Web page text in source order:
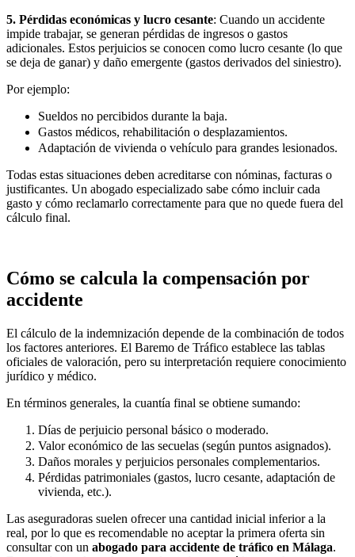
5. Pérdidas económicas y lucro cesante: Cuando un accidente
impide trabajar, se generan pérdidas de ingresos o gastos
adicionales. Estos perjuicios se conocen como lucro cesante (lo que
se deja de ganar) y daño emergente (gastos derivados del siniestro).
Por ejemplo:
Sueldos no percibidos durante la baja.
Gastos médicos, rehabilitación o desplazamientos.
Adaptación de vivienda o vehículo para grandes lesionados.
Todas estas situaciones deben acreditarse con nóminas, facturas o
justificantes. Un abogado especializado sabe cómo incluir cada
gasto y cómo reclamarlo correctamente para que no quede fuera del
cálculo final.
Cómo se calcula la compensación por
accidente
El cálculo de la indemnización depende de la combinación de todos
los factores anteriores. El Baremo de Tráfico establece las tablas
oficiales de valoración, pero su interpretación requiere conocimiento
jurídico y médico.
En términos generales, la cuantía final se obtiene sumando:
Días de perjuicio personal básico o moderado.
Valor económico de las secuelas (según puntos asignados).
Daños morales y perjuicios personales complementarios.
Pérdidas patrimoniales (gastos, lucro cesante, adaptación de
vivienda, etc.).
Las aseguradoras suelen ofrecer una cantidad inicial inferior a la
real, por lo que es recomendable no aceptar la primera oferta sin
consultar con un abogado para accidente de tráfico en Málaga.